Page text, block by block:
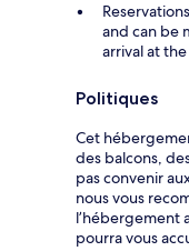
and can be
arrival at
Politiques
Cet
des balcons,
pas convenir
nous vous
l’hébergement
pourra vous